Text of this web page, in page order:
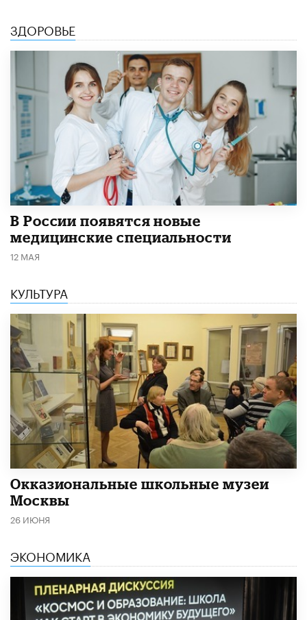
ЗДОРОВЬЕ
В России появятся новые
медицинские специальности
12 МАЯ
КУЛЬТУРА
​Окказиональные школьные музеи
Москвы
26 ИЮНЯ
ЭКОНОМИКА